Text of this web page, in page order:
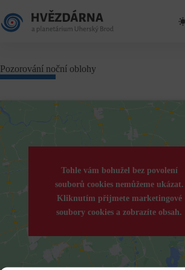
to
content
Pozorování noční oblohy
Tohle vám bohužel bez povolení
souborů cookies nemůžeme ukázat.
Kliknutím přijmete marketingové
soubory cookies a zobrazíte obsah.